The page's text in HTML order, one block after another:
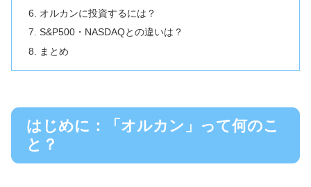
オルカンに投資するには？
S&P500・NASDAQとの違いは？
まとめ
はじめに：「オルカン」って何のこ
と？